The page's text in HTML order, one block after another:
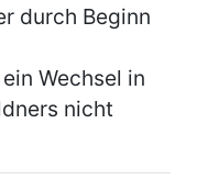
durch Beginn
Wechsel in
nicht